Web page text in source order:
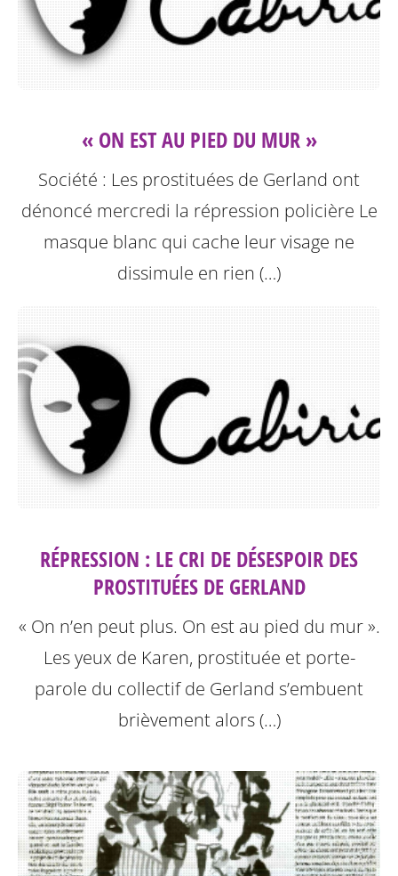
« ON EST AU PIED DU MUR »
Société : Les prostituées de Gerland ont
dénoncé mercredi la répression policière Le
masque blanc qui cache leur visage ne
dissimule en rien (…)
RÉPRESSION : LE CRI DE DÉSESPOIR DES
PROSTITUÉES DE GERLAND
« On n’en peut plus. On est au pied du mur ».
Les yeux de Karen, prostituée et porte-
parole du collectif de Gerland s’embuent
brièvement alors (…)